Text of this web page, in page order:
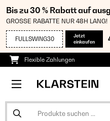
Bis zu 30 % Rabatt auf
GROSSE RABATTE NUR 48H LANG!
FULLSWING30
Jetzt
einkaufen
Flexible Zahlungen